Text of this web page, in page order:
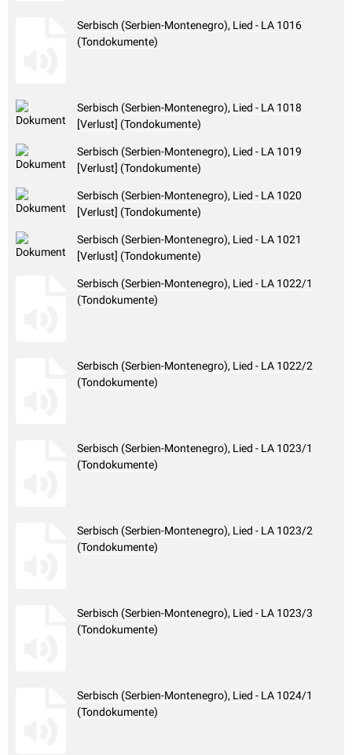
Serbisch (Serbien-Montenegro), Lied - LA 1016
(Tondokumente)
Serbisch (Serbien-Montenegro), Lied - LA 1018
[Verlust] (Tondokumente)
Serbisch (Serbien-Montenegro), Lied - LA 1019
[Verlust] (Tondokumente)
Serbisch (Serbien-Montenegro), Lied - LA 1020
[Verlust] (Tondokumente)
Serbisch (Serbien-Montenegro), Lied - LA 1021
[Verlust] (Tondokumente)
Serbisch (Serbien-Montenegro), Lied - LA 1022/1
(Tondokumente)
Serbisch (Serbien-Montenegro), Lied - LA 1022/2
(Tondokumente)
Serbisch (Serbien-Montenegro), Lied - LA 1023/1
(Tondokumente)
Serbisch (Serbien-Montenegro), Lied - LA 1023/2
(Tondokumente)
Serbisch (Serbien-Montenegro), Lied - LA 1023/3
(Tondokumente)
Serbisch (Serbien-Montenegro), Lied - LA 1024/1
(Tondokumente)